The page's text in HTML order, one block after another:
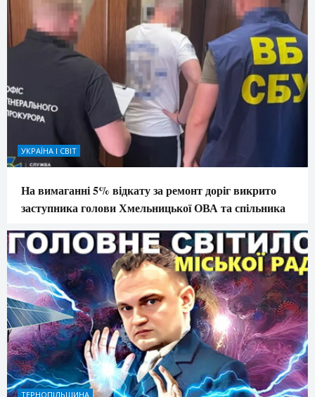
УКРАЇНА І СВІТ
На вимаганні 5% відкату за ремонт доріг викрито
заступника голови Хмельницької ОВА та спільника
ТЕРНОПІЛЬЩИНА